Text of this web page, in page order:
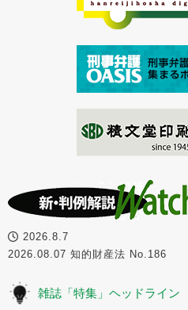
2026.8.7
2026.08.07 知的財産法 No.186
雑誌「特集」ヘッドライン